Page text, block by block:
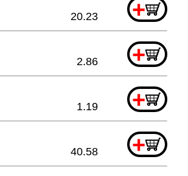
+
20.23
+
2.86
+
1.19
+
40.58